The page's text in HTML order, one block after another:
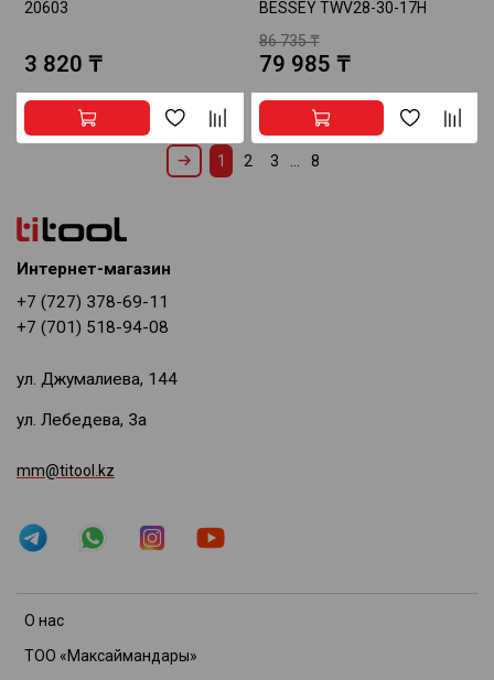
20603
3 820 ₸
BESSEY TWV28-30-17H
86 735 ₸
79 985 ₸
1 2 3 8
О нас
ТОО «Максаймандары»
Интернет-магазин
+7 (727) 378-69-11
+7 (701) 518-94-08
ул. Джумалиева, 144
ул. Лебедева, 3а
mm@titool.kz